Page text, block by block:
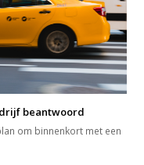
beantwoord
om binnenkort met een